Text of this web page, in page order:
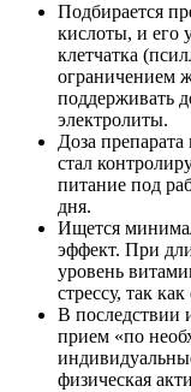
Подбирается
кислоты, и его
клетчатка
ограничением
поддерживать
электролиты.
Доза
стал
питание под
дня.
Ищется
эффект. При
уровень
стрессу, так
В последствии
прием «по
физическая